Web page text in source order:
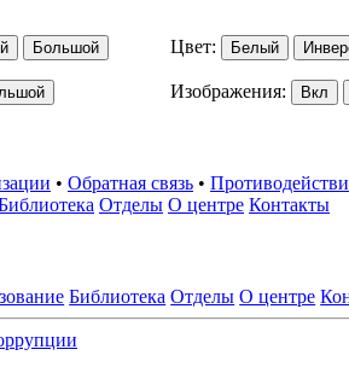
Большой Цвет: Белый
Изображения: Вкл
• Обратная связь •
Отделы О центре Контакты
Библиотека Отделы О центре